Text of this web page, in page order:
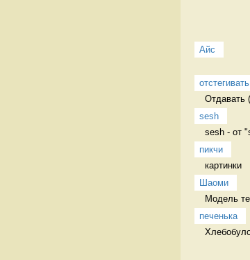
Айс
отстегивать
Отдавать
sesh
sesh - от
пикчи
картинки
Шаоми
Модель
печенька